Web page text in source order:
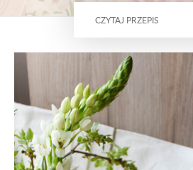
CZYTAJ PRZEPIS